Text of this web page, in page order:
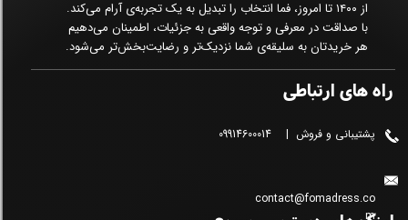
راه های ارتباطی
پشتیبانی و فروش | 09914600014
contact@fomadress.co
m
از ۱۴۰۰ تا امروز، فما انتخاب را تبدیل به یک تجربه‌ی آرام می‌کند.
با صداقت در معرفی و توجه واقعی به جزئیات، اطمینان می‌دهیم
هر خریدتان به سلیقه‌ی شما نزدیک‌تر و رضایت‌بخش‌تر می‌شود.